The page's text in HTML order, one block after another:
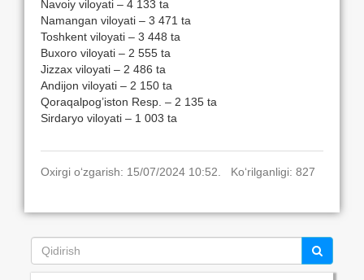
Navoiy viloyati – 4 133 ta
Namangan viloyati – 3 471 ta
Toshkent viloyati – 3 448 ta
Buxoro viloyati – 2 555 ta
Jizzax viloyati – 2 486 ta
Andijon viloyati – 2 150 ta
Qoraqalpog’iston Resp. – 2 135 ta
Sirdaryo viloyati – 1 003 ta
Oxirgi o‘zgarish: 15/07/2024 10:52. Ko‘rilganligi: 827